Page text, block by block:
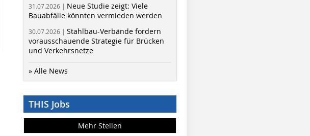
31.07.2026 | Neue Studie zeigt: Viele
Bauabfälle könnten vermieden werden
30.07.2026 | Stahlbau-Verbände fordern
vorausschauende Strategie für Brücken
und Verkehrsnetze
» Alle News
THIS Jobs
Mehr Stellen